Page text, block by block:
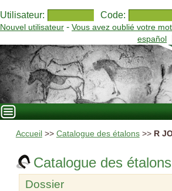
Utilisateur: Code:
Nouvel utilisateur - Vous avez oublié votre
español
Accueil >> Catalogue des étalons>> R
Catalogue des
Dossier